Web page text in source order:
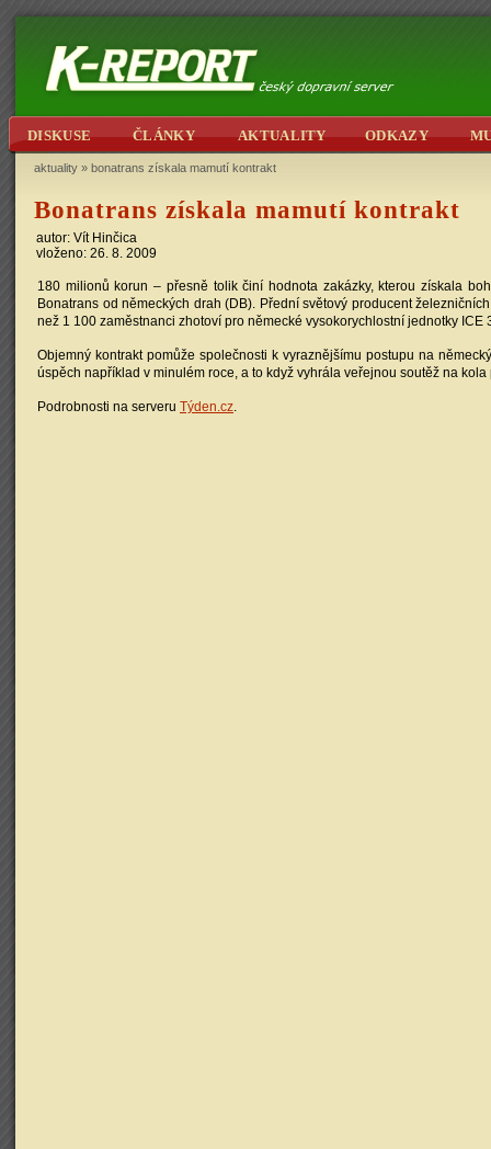
DISKUSE ČLÁNKY AKTUALITY ODKAZY
aktuality » bonatrans získala mamutí kontrakt
Bonatrans získala mamutí kontrakt
autor: Vít Hinčica
vloženo: 26. 8. 2009
180 milionů korun – přesně tolik činí hodnota zakázky, kterou získala
Bonatrans od německých drah (DB). Přední světový producent
než 1 100 zaměstnanci zhotoví pro německé vysokorychlostní jednotky ICE
Objemný kontrakt pomůže společnosti k vyraznějšímu postupu na
úspěch například v minulém roce, a to když vyhrála veřejnou soutěž na kola
Podrobnosti na serveru Týden.cz.